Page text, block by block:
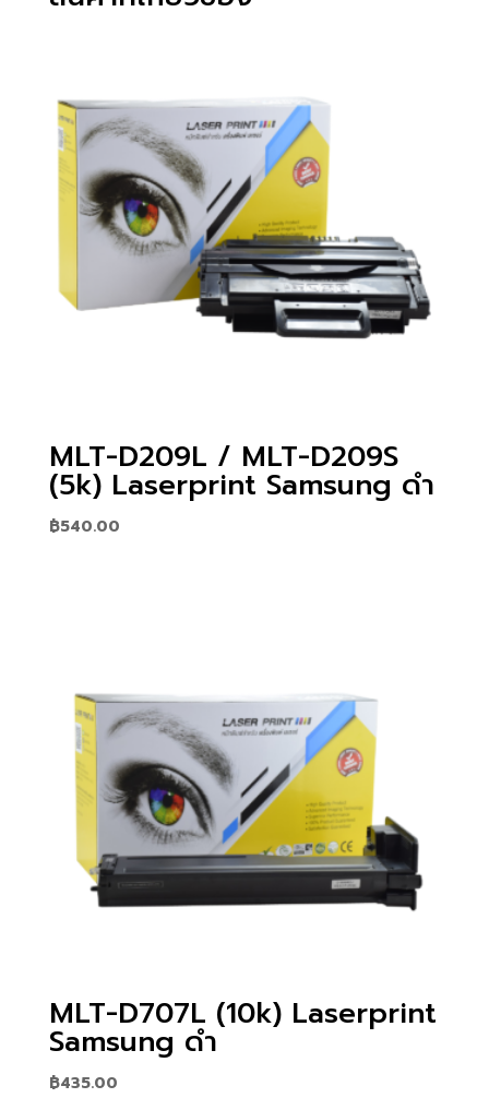
MLT-D209L / MLT-D209S
(5k) Laserprint Samsung ดำ
฿540.00
MLT-D707L (10k) Laserprint
Samsung ดำ
฿435.00